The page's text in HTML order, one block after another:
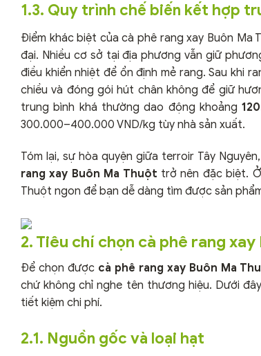
1.3. Quy trình chế biến kết hợp
Điểm khác biệt của cà phê rang xay Buôn
đại. Nhiều cơ sở tại địa phương vẫn giữ
điều khiển nhiệt để ổn định mẻ rang. Sau khi
chiều và đóng gói hút chân không để giữ
trung bình khá thường dao động khoảng
300.000–400.000 VND/kg tùy nhà sản xuất.
Tóm lại, sự hòa quyện giữa terroir Tây
rang xay Buôn Ma Thuột trở nên đặc biệt.
Thuột ngon để bạn dễ dàng tìm được sản
2. Tiêu chí chọn cà phê rang
Để chọn được cà phê rang xay Buôn Ma
chứ không chỉ nghe tên thương hiệu. Dưới
tiết kiệm chi phí.
2.1. Nguồn gốc và loại hạt